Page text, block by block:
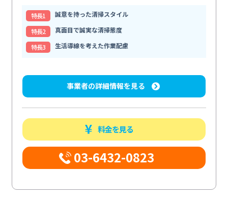
特⻑1
誠意を持った清掃スタイル
特⻑2
真面目で誠実な清掃態度
特⻑3
生活導線を考えた作業配慮
事業者の詳細情報を見る
料金を見る
03-6432-0823